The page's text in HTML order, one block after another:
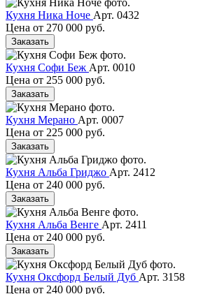
Кухня Ника Ноче Арт. 0432
Цена от 270 000 руб.
Заказать
Кухня Софи Беж Арт. 0010
Цена от 255 000 руб.
Заказать
Кухня Мерано Арт. 0007
Цена от 225 000 руб.
Заказать
Кухня Альба Гриджо Арт. 2412
Цена от 240 000 руб.
Заказать
Кухня Альба Венге Арт. 2411
Цена от 240 000 руб.
Заказать
Кухня Оксфорд Белый Дуб Арт. 3158
Цена от 240 000 руб.